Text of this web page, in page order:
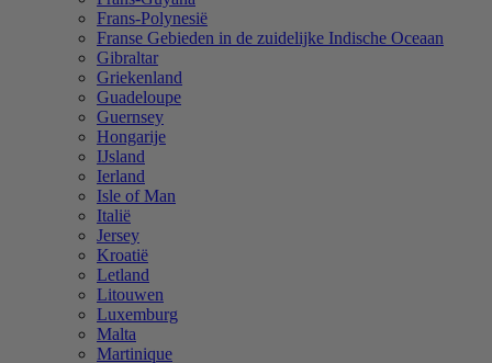
Frans-Polynesië
Franse Gebieden in de zuidelijke Indische Oceaan
Gibraltar
Griekenland
Guadeloupe
Guernsey
Hongarije
IJsland
Ierland
Isle of Man
Italië
Jersey
Kroatië
Letland
Litouwen
Luxemburg
Malta
Martinique